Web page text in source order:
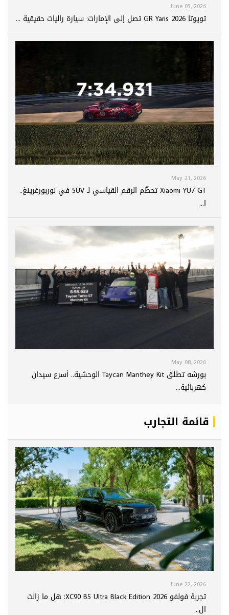
June 05, 2026
تويوتا GR Yaris 2026 تصل إلى الإمارات: سيارة راليات حقيقية ...
May 21, 2026
Xiaomi YU7 GT تحطّم الرقم القياسي لـ SUV في نوربورغرينغ..
ا...
May 08, 2026
بورشه تطلق Taycan Manthey Kit الوحشية.. أسرع سيدان
كهربائية...
قائمة التجارب
June 22, 2026
تجربة فولفو XC90 B5 Ultra Black Edition 2026: هل ما زالت
ال...